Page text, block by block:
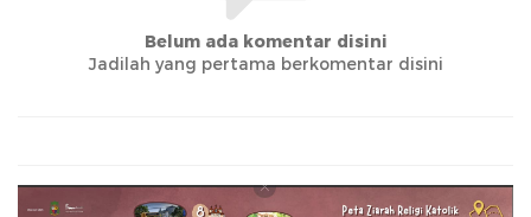
Belum ada komentar disini
Jadilah yang pertama berkomentar disini